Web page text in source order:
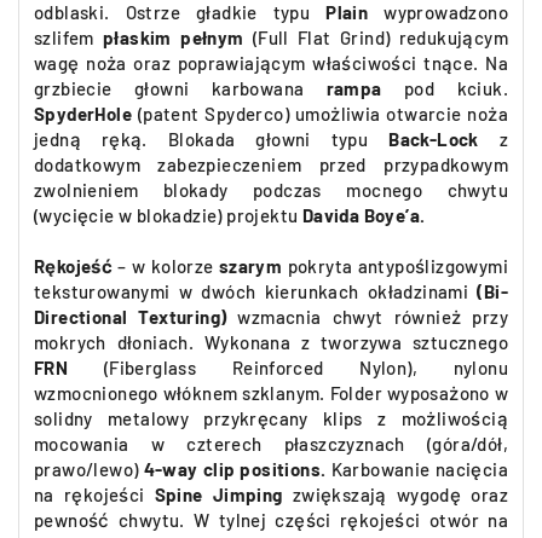
odblaski. Ostrze gładkie typuPlain wyprowadzono
szlifempłaskim pełnym (Full Flat Grind) redukującym
wagę noża oraz poprawiającym właściwości tnące. Na
grzbiecie głowni karbowana rampa pod kciuk.
SpyderHole (patent Spyderco) umożliwia otwarcie noża
jedną ręką. Blokada głowni typu Back-Lock z
dodatkowym zabezpieczeniem przed przypadkowym
zwolnieniem blokady podczas mocnego chwytu
(wycięcie w blokadzie) projektu Davida Boye’a.
Rękojeść – w kolorze szarym pokryta antypoślizgowymi
teksturowanymi w dwóch kierunkach okładzinami(Bi-
Directional Texturing)wzmacnia chwyt również przy
mokrych dłoniach. Wykonana z tworzywa sztucznego
FRN (Fiberglass Reinforced Nylon), nylonu
wzmocnionego włóknem szklanym. Folder wyposażono w
solidny metalowy przykręcany klips z możliwością
mocowania w czterech płaszczyznach (góra/dół,
prawo/lewo) 4-way clip positions. Karbowanie nacięcia
na rękojeści Spine Jimping zwiększają wygodę oraz
pewność chwytu.W tylnej części rękojeści otwór na